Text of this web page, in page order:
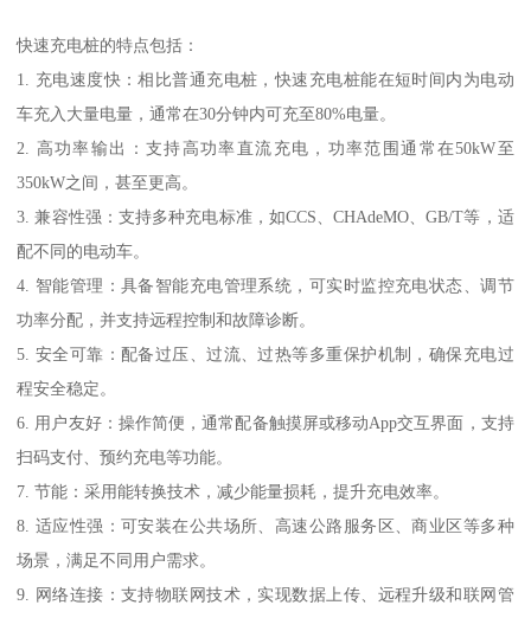
快速充电桩的特点包括：
1. 充电速度快：相比普通充电桩，快速充电桩能在短时间内为电动
车充入大量电量，通常在30分钟内可充至80%电量。
2. 高功率输出：支持高功率直流充电，功率范围通常在50kW至
350kW之间，甚至更高。
3. 兼容性强：支持多种充电标准，如CCS、CHAdeMO、GB/T等，适
配不同的电动车。
4. 智能管理：具备智能充电管理系统，可实时监控充电状态、调节
功率分配，并支持远程控制和故障诊断。
5. 安全可靠：配备过压、过流、过热等多重保护机制，确保充电过
程安全稳定。
6. 用户友好：操作简便，通常配备触摸屏或移动App交互界面，支持
扫码支付、预约充电等功能。
7. 节能：采用能转换技术，减少能量损耗，提升充电效率。
8. 适应性强：可安装在公共场所、高速公路服务区、商业区等多种
场景，满足不同用户需求。
9. 网络连接：支持物联网技术，实现数据上传、远程升级和联网管